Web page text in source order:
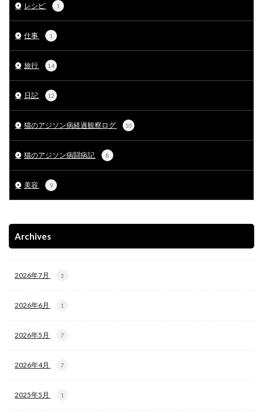
レシピ 1
仕事 1
旅行 14
日記 12
猫のアジソン病経過観察ログ 10
猫のアジソン病闘病記 8
美容 9
Archives
2026年7月 3
2026年6月 1
2026年5月 7
2026年4月 7
2025年5月 1